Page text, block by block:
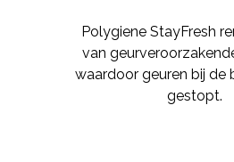
Polygiene StayFresh
van
waardoor geuren bij de
gestopt.